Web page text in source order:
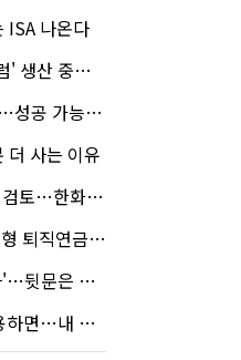
ISA 나온다
중단한다
능성은 '글쎄'
더 사는 이유
·OCI 영향은?
전문가 조언은
은 열었다
병보험은?